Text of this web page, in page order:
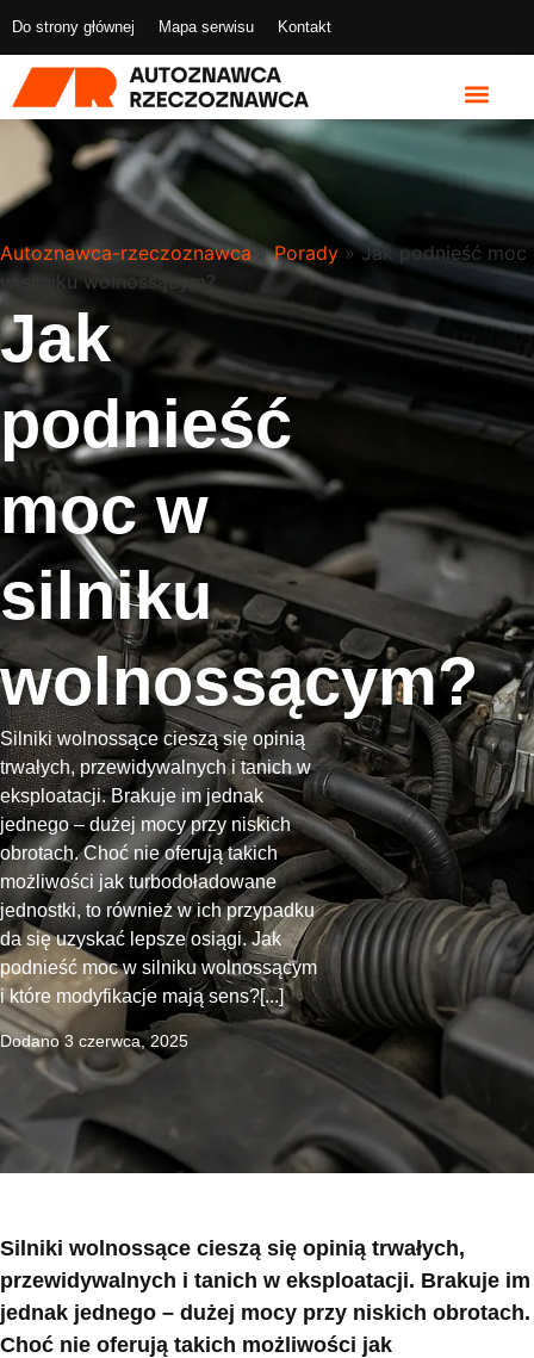
Do strony głównej Mapa serwisu Kontakt
Autoznawca-rzeczoznawca » Porady »Jak podnieść moc
w silniku wolnossącym?
Jak
podnieść
moc w
silniku
wolnossącym?
Silniki wolnossące cieszą się opinią
trwałych, przewidywalnych i tanich w
eksploatacji. Brakuje im jednak
jednego – dużej mocy przy niskich
obrotach. Choć nie oferują takich
możliwości jak turbodoładowane
jednostki, to również w ich przypadku
da się uzyskać lepsze osiągi. Jak
podnieść moc w silniku wolnossącym
i które modyfikacje mają sens?[...]
Dodano 3 czerwca, 2025
Silniki wolnossące cieszą się opinią trwałych,
przewidywalnych i tanich w eksploatacji. Brakuje im
jednak jednego – dużej mocy przy niskich obrotach.
Choć nie oferują takich możliwości jak